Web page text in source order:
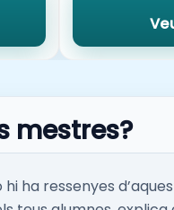
mestres?
hi ha ressenyes